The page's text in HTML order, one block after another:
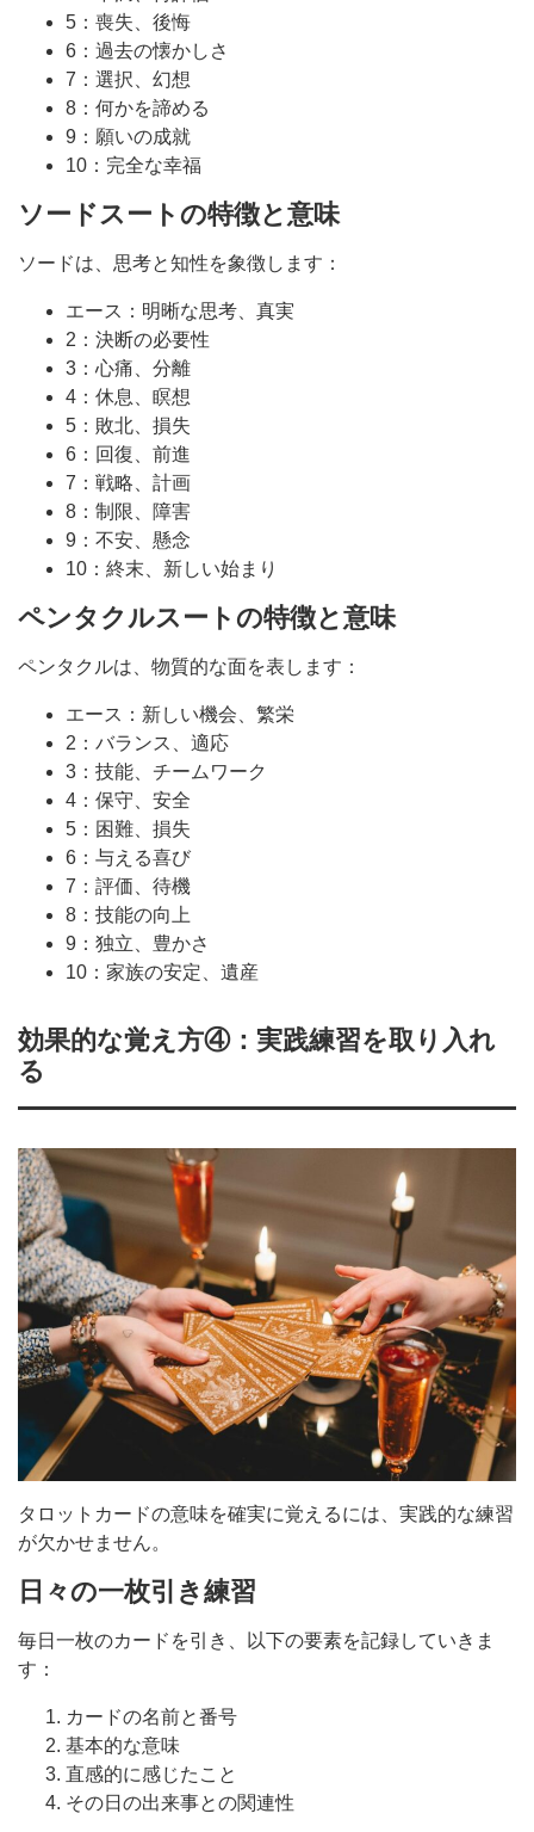
5：喪失、後悔
6：過去の懐かしさ
7：選択、幻想
8：何かを諦める
9：願いの成就
10：完全な幸福
ソードスートの特徴と意味
ソードは、思考と知性を象徴します：
エース：明晰な思考、真実
2：決断の必要性
3：心痛、分離
4：休息、瞑想
5：敗北、損失
6：回復、前進
7：戦略、計画
8：制限、障害
9：不安、懸念
10：終末、新しい始まり
ペンタクルスートの特徴と意味
ペンタクルは、物質的な面を表します：
エース：新しい機会、繁栄
2：バランス、適応
3：技能、チームワーク
4：保守、安全
5：困難、損失
6：与える喜び
7：評価、待機
8：技能の向上
9：独立、豊かさ
10：家族の安定、遺産
効果的な覚え方④：実践練習を取り入れ
る
タロットカードの意味を確実に覚えるには、実践的な練習
が欠かせません。
日々の一枚引き練習
毎日一枚のカードを引き、以下の要素を記録していきま
す：
カードの名前と番号
基本的な意味
直感的に感じたこと
その日の出来事との関連性